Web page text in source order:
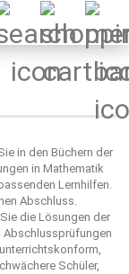
in den Büchern der
in Mathematik
Lernhilfen.
Abschluss.
die Lösungen der
Abschlussprüfungen
Schüler,